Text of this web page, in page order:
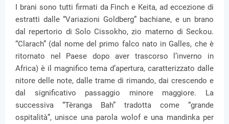
I brani sono tutti firmati da Finch e Keita, ad eccezione di
estratti dalle “Variazioni Goldberg” bachiane, e un brano
dal repertorio di Solo Cissokho, zio materno di Seckou.
“Clarach” (dal nome del primo falco nato in Galles, che è
ritornato nel Paese dopo aver trascorso l’inverno in
Africa) è il magnifico tema d’apertura, caratterizzato dalle
nitore delle note, dalle trame di rimando, dai crescendo e
dal significativo passaggio minore maggiore. La
successiva “Tèranga Bah” tradotta come “grande
ospitalità”, unisce una parola wolof e una mandinka per